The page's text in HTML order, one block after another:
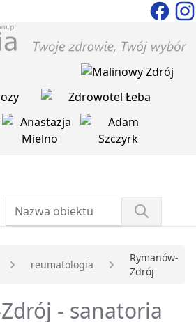
reumatologia
Rymanów-
Zdrój
- sanatoria